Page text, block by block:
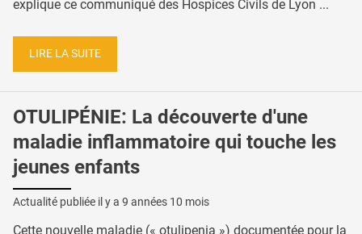
explique ce communiqué des Hospices Civils de Lyon ...
LIRE LA SUITE
OTULIPÉNIE: La découverte d'une
maladie inflammatoire qui touche les
jeunes enfants
Actualité publiée il y a 9 années 10 mois
Cette nouvelle maladie (« otulipenia ») documentée pour la